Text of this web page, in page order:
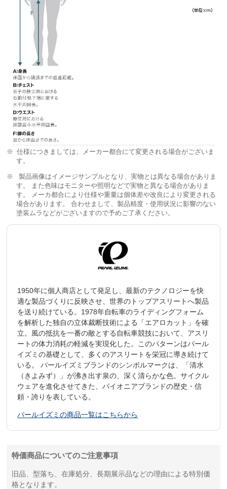
仕様につきましては、メーカー都合にて変更される場合がございま
す。
製品画像はイメージサンプルとなり、実物とは異なる場合がありま
す。 また色味はモニターや照明などで実物と異なる場合がありま
す。 メーカ都合により仕様や重量は個体差や改良により変更される
場合があります。 合わせまして、製品精度・使用状況に影響のない
塗装ムラなどがございますので予めご了承ください。
1950年に個人商店として発足し、最新のテクノロジーを快
適な製品づくりに反映させ、世界のトップアスリートへ製品
を送り続けている。1978年自転車のライディングフォーム
を解析した独自の立体裁断技術による「エアロカット」を確
立。風の抵抗を一番の敵とする自転車競技において、アスリ
ートの体力消耗の軽減を実現化した。このパターンはパール
イズミの基礎として、多くのアスリートを栄冠に導き続けて
いる。 パールイズミブランドのシンボルマークは、「清水
（きよみず）」が沸き出す泉の、深く清らかな色。サイクル
ウェアを進化させてきた、パイオニアブランドの歴史・信
頼・誇りを表している。
パールイズミの商品一覧はこちらから
特価商品についてのご注意事項
旧品、型落ち、在庫処分、長期展示品などの理由による特別価
格となります。